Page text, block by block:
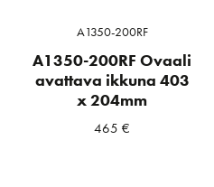
A1350-200RF
A1350-200RF Ovaali
avattava ikkuna 403
x 204mm
465€